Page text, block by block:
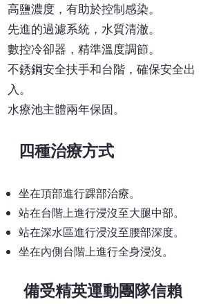
高鹽濃度，有助於控制感染。
先進的過濾系統，水質清澈。
數控冷卻器，精準溫度調節。
不銹鋼安全扶手和台階，確保安全出
入。
水療池主體兩年保固。
四種治療方式
坐在頂部進行踝部治療。
站在台階上進行浸沒至大腿中部。
站在深水區進行浸沒至腰部深度。
坐在內側台階上進行全身浸沒。
備受精英運動團隊信賴